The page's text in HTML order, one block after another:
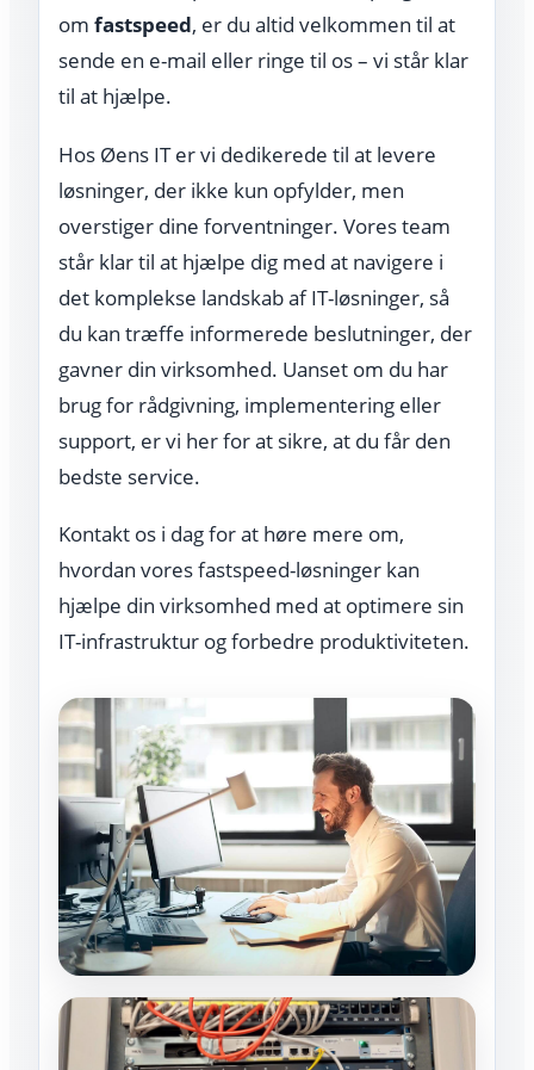
om fastspeed, er du altid velkommen til at
sende en e-mail eller ringe til os – vi står klar
til at hjælpe.
Hos Øens IT er vi dedikerede til at levere
løsninger, der ikke kun opfylder, men
overstiger dine forventninger. Vores team
står klar til at hjælpe dig med at navigere i
det komplekse landskab af IT-løsninger, så
du kan træffe informerede beslutninger, der
gavner din virksomhed. Uanset om du har
brug for rådgivning, implementering eller
support, er vi her for at sikre, at du får den
bedste service.
Kontakt os i dag for at høre mere om,
hvordan vores fastspeed-løsninger kan
hjælpe din virksomhed med at optimere sin
IT-infrastruktur og forbedre produktiviteten.